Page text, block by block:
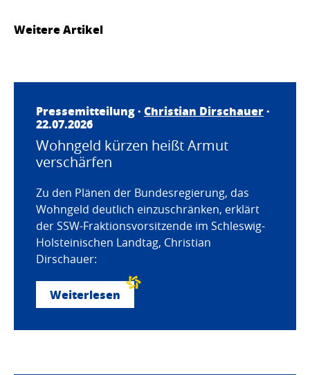
Weitere Artikel
Pressemitteilung · Christian Dirschauer·
22.07.2026
Wohngeld kürzen heißt Armut
verschärfen
Zu den Plänen der Bundesregierung, das
Wohngeld deutlich einzuschränken, erklärt
der SSW-Fraktionsvorsitzende im Schleswig-
Holsteinischen Landtag, Christian
Dirschauer:
Weiterlesen